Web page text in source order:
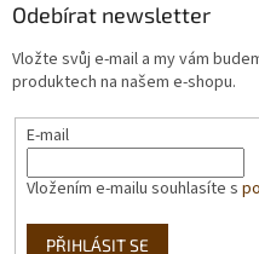
Odebírat newsletter
Vložte svůj e-mail a my vám
produktech na našem e-shopu.
E-mail
Vložením e-mailu souhlasíte s
PŘIHLÁSIT SE